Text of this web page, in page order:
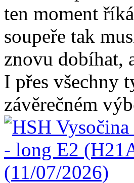
ten moment
soupeře tak
znovu dobíhat,
I přes všechny
závěrečném